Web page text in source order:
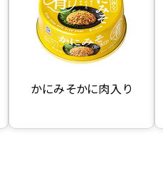
かにみそかに肉入り